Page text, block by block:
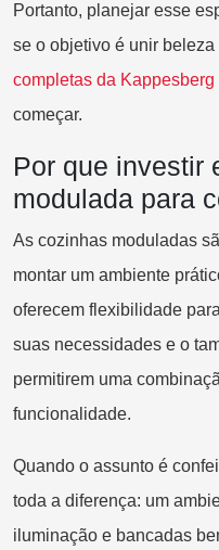
Portanto, planejar esse
se o objetivo é unir
completas da Kappesberg
começar.
Por que investir
modulada para
As cozinhas moduladas
montar um ambiente
oferecem flexibilidade
suas necessidades e o
permitirem uma
funcionalidade.
Quando o assunto é
toda a diferença: um
iluminação e bancadas